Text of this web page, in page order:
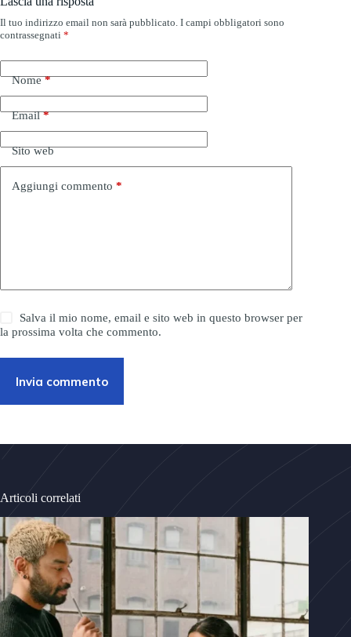
Il tuo indirizzo email non sarà pubblicato. I campi obbligatori sono
contrassegnati *
Nome*
Email*
Sito web
Aggiungi commento *
Salva il mio nome, email e sito web in questo browser per
la prossima volta che commento.
Invia commento
Articoli correlati